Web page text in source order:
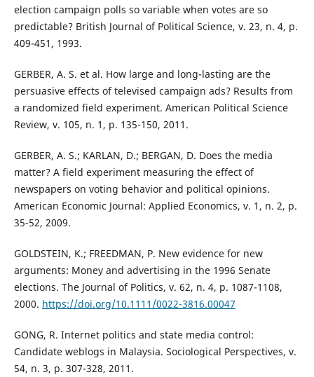
election campaign polls so variable when votes are so
predictable? British Journal of Political Science, v. 23, n. 4, p.
409-451, 1993.
GERBER, A. S. et al. How large and long-lasting are the
persuasive effects of televised campaign ads? Results from
a randomized field experiment. American Political Science
Review, v. 105, n. 1, p. 135-150, 2011.
GERBER, A. S.; KARLAN, D.; BERGAN, D. Does the media
matter? A field experiment measuring the effect of
newspapers on voting behavior and political opinions.
American Economic Journal: Applied Economics, v. 1, n. 2, p.
35-52, 2009.
GOLDSTEIN, K.; FREEDMAN, P. New evidence for new
arguments: Money and advertising in the 1996 Senate
elections. The Journal of Politics, v. 62, n. 4, p. 1087-1108,
2000. https://doi.org/10.1111/0022-3816.00047
GONG, R. Internet politics and state media control:
Candidate weblogs in Malaysia. Sociological Perspectives, v.
54, n. 3, p. 307-328, 2011.